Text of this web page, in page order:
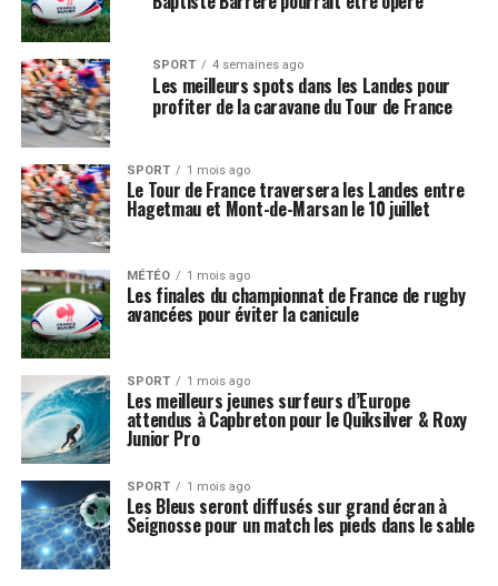
SPORT 4 semaines ago
Les meilleurs spots dans les Landes pour
profiter de la caravane du Tour de France
SPORT 1 mois ago
Le Tour de France traversera les Landes entre
Hagetmau et Mont-de-Marsan le 10 juillet
MÉTÉO 1 mois ago
Les finales du championnat de France de rugby
avancées pour éviter la canicule
SPORT 1 mois ago
Les meilleurs jeunes surfeurs d’Europe
attendus à Capbreton pour le Quiksilver & Roxy
Junior Pro
SPORT 1 mois ago
Les Bleus seront diffusés sur grand écran à
Seignosse pour un match les pieds dans le sable